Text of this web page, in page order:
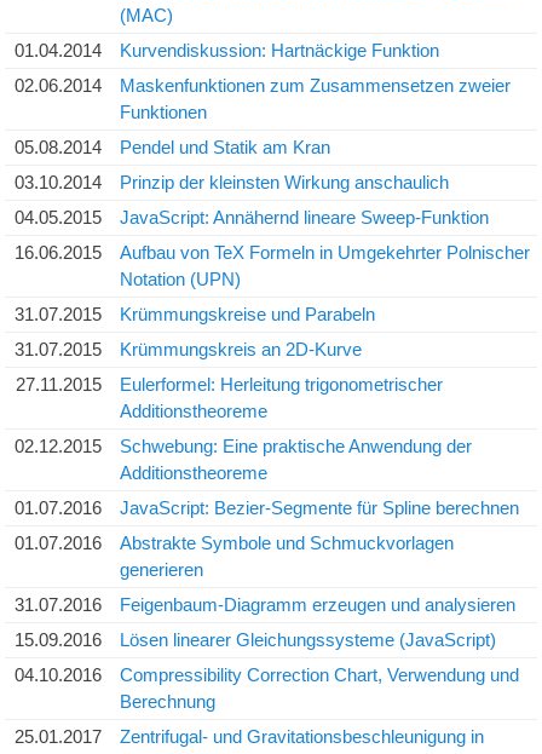
(MAC)
01.04.2014
Kurvendiskussion: Hartnäckige Funktion
02.06.2014
Maskenfunktionen zum Zusammensetzen zweier
Funktionen
05.08.2014
Pendel und Statik am Kran
03.10.2014
Prinzip der kleinsten Wirkung anschaulich
04.05.2015
JavaScript: Annähernd lineare Sweep-Funktion
16.06.2015
Aufbau von TeX Formeln in Umgekehrter Polnischer
Notation (UPN)
31.07.2015
Krümmungskreise und Parabeln
31.07.2015
Krümmungskreis an 2D-Kurve
27.11.2015
Eulerformel: Herleitung trigonometrischer
Additionstheoreme
02.12.2015
Schwebung: Eine praktische Anwendung der
Additionstheoreme
01.07.2016
JavaScript: Bezier-Segmente für Spline berechnen
01.07.2016
Abstrakte Symbole und Schmuckvorlagen
generieren
31.07.2016
Feigenbaum-Diagramm erzeugen und analysieren
15.09.2016
Lösen linearer Gleichungssysteme (JavaScript)
04.10.2016
Compressibility Correction Chart, Verwendung und
Berechnung
25.01.2017
Zentrifugal- und Gravitationsbeschleunigung in